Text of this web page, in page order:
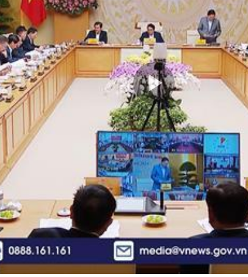
Play
Video